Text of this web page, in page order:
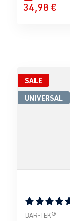
34,98 €
SALE
UNIVERSAL
BAR-TEK®